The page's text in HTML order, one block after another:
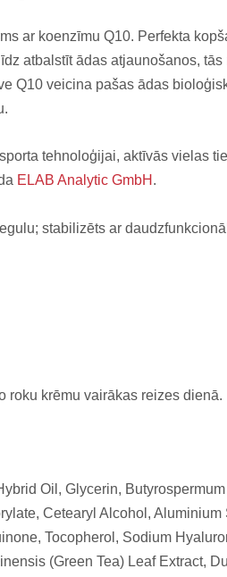
ar koenzīmu Q10. Perfekta
atbalstīt ādas atjaunošanos,
Q10 veicina pašas ādas
tehnoloģijai, aktīvās vielas
ELAB Analytic GmbH .
stabilizēts ar
roku krēmu vairākas reizes dienā.
Oil, Glycerin,
Cetearyl Alcohol,
Tocopherol, Sodium
(Green Tea) Leaf Extract,